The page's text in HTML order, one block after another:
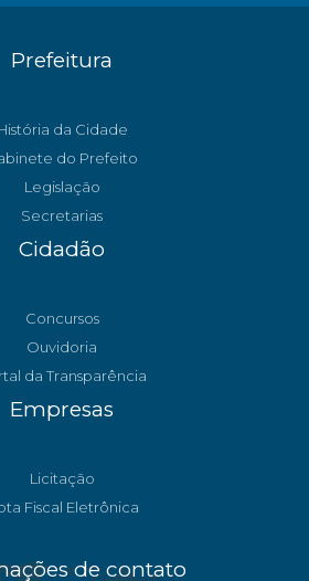
Prefeitura
da Cidade
do Prefeito
Legislação
Secretarias
Cidadão
Concursos
Ouvidoria
da Transparência
Empresas
Licitação
Fiscal Eletrônica
de contato